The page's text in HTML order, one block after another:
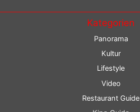
Kategorien
Panorama
Kultur
Lifestyle
Video
Restaurant Guide